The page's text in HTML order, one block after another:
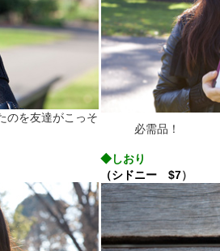
のを友達がこっそ
必需品！
◆しおり
（シドニー $7）